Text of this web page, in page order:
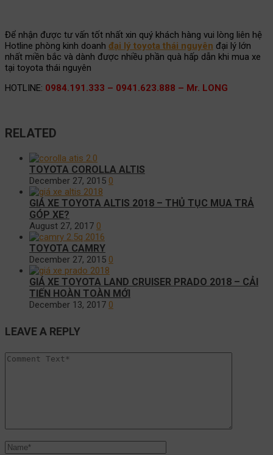
Để nhận được tư vấn tốt nhất xin quý khách hàng vui lòng liên hệ
Hotline phòng kinh doanh đại lý toyota thái nguyên đại lý lớn
nhất miền bắc và dành được nhiều phần quà hấp dẫn khi mua xe
tại toyota thái nguyên
HOTLINE: 0984.191.333 – 0941.623.888 – Mr. LONG
RELATED
TOYOTA COROLLA ALTIS
December 27, 2015 0
GIÁ XE TOYOTA ALTIS 2018 – THỦ TỤC MUA TRẢ
GÓP XE?
August 27, 2017 0
TOYOTA CAMRY
December 27, 2015 0
GIÁ XE TOYOTA LAND CRUISER PRADO 2018 – CẢI
TIẾN HOÀN TOÀN MỚI
December 13, 2017 0
LEAVE A REPLY